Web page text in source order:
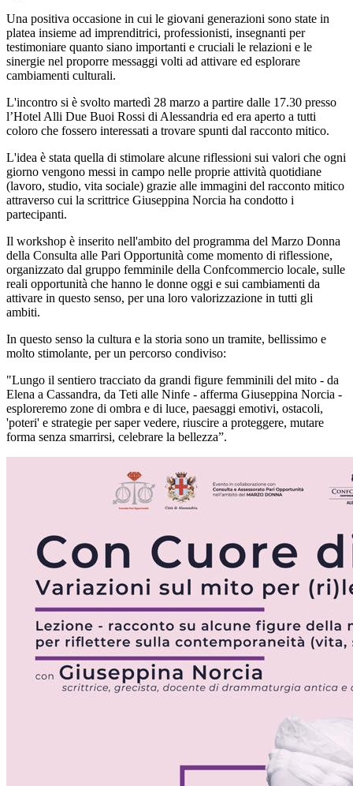
Una positiva occasione in cui le giovani generazioni sono state in
platea insieme ad imprenditrici, professionisti, insegnanti per
testimoniare quanto siano importanti e cruciali le relazioni e le
sinergie nel proporre messaggi volti ad attivare ed esplorare
cambiamenti culturali.
L'incontro si è svolto martedì 28 marzo a partire dalle 17.30 presso
l’Hotel Alli Due Buoi Rossi di Alessandria ed era aperto a tutti
coloro che fossero interessati a trovare spunti dal racconto mitico.
L'idea è stata quella di stimolare alcune riflessioni sui valori che ogni
giorno vengono messi in campo nelle proprie attività quotidiane
(lavoro, studio, vita sociale) grazie alle immagini del racconto mitico
attraverso cui la scrittrice Giuseppina Norcia ha condotto i
partecipanti.
Il workshop è inserito nell'ambito del programma del Marzo Donna
della Consulta alle Pari Opportunità come momento di riflessione,
organizzato dal gruppo femminile della Confcommercio locale, sulle
reali opportunità che hanno le donne oggi e sui cambiamenti da
attivare in questo senso, per una loro valorizzazione in tutti gli
ambiti.
In questo senso la cultura e la storia sono un tramite, bellissimo e
molto stimolante, per un percorso condiviso:
"Lungo il sentiero tracciato da grandi figure femminili del mito - da
Elena a Cassandra, da Teti alle Ninfe - afferma Giuseppina Norcia -
esploreremo zone di ombra e di luce, paesaggi emotivi, ostacoli,
'poteri' e strategie per saper vedere, riuscire a proteggere, mutare
forma senza smarrirsi, celebrare la bellezza”.